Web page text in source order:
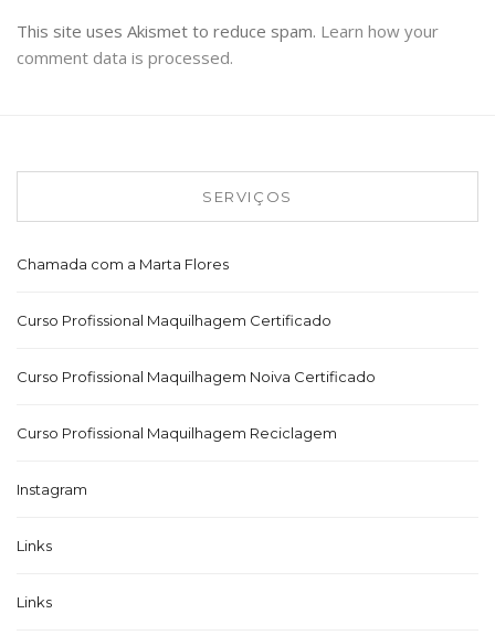
This site uses Akismet to reduce spam. Learn how your
comment data is processed.
SERVIÇOS
Chamada com a Marta Flores
Curso Profissional Maquilhagem Certificado
Curso Profissional Maquilhagem Noiva Certificado
Curso Profissional Maquilhagem Reciclagem
Instagram
Links
Links